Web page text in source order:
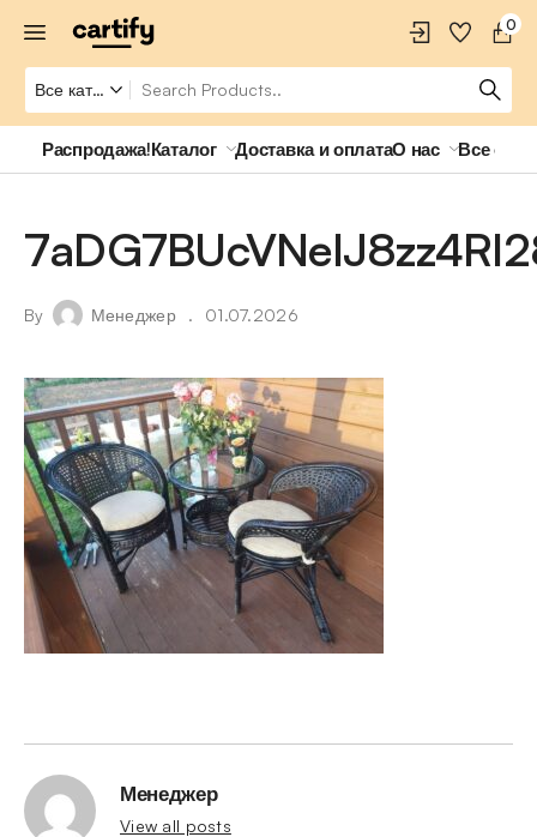
0
Распродажа!Каталог Доставка и оплатаО нас Все о
By Менеджер 01.07.2026
Менеджер
View all posts